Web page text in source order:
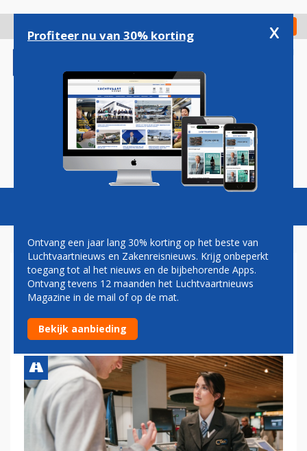
gaan
Check in
Magazine Podcasts Vacatures
SCHIPHOL SLEEPT FNV VOOR
RECHTER OM STAKING
BEVEILIGERS
Profiteer nu van 30% korting x
Ontvang een jaar lang 30% korting op het beste van
Luchtvaartnieuws en Zakenreisnieuws. Krijg onbeperkt
toegang tot al het nieuws en de bijbehorende Apps.
Ontvang tevens 12 maanden het Luchtvaartnieuws
Magazine in de mail of op de mat.
Bekijk aanbieding